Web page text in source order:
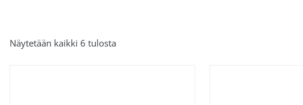
Näytetään kaikki 6 tulosta